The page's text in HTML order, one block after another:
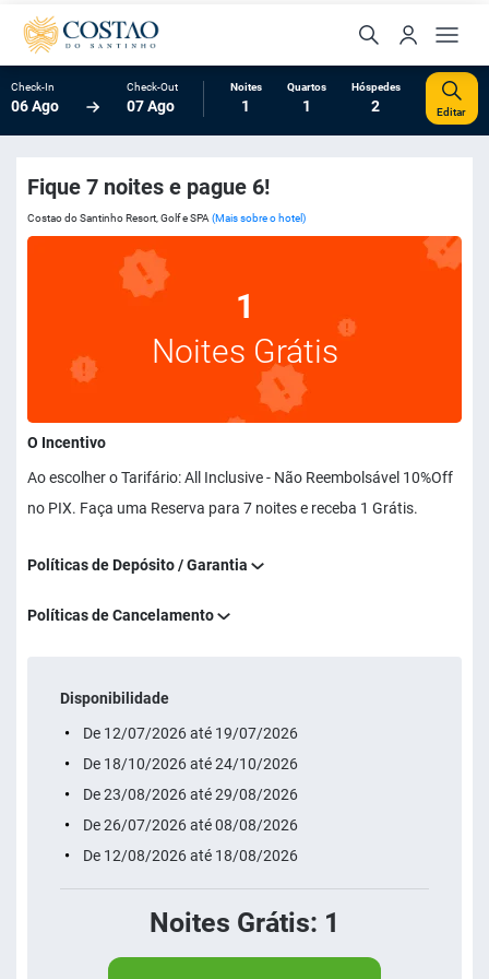
Check-In
06 Ago
Check-Out
07 Ago
Noites
1
Quartos
1
Hóspedes
2 Editar
Fique 7 noites e pague 6!
Costao do Santinho Resort, Golf e SPA (Mais sobre o hotel)
1
Noites Grátis
O Incentivo
Ao escolher o Tarifário: All Inclusive - Não Reembolsável 10%Off
no PIX. Faça uma Reserva para 7 noites e receba 1 Grátis.
Políticas de Depósito / Garantia
Políticas de Cancelamento
Disponibilidade
De 12/07/2026 até 19/07/2026
De 18/10/2026 até 24/10/2026
De 23/08/2026 até 29/08/2026
De 26/07/2026 até 08/08/2026
De 12/08/2026 até 18/08/2026
Noites Grátis: 1